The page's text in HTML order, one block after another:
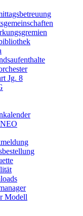
Jg. 8
Modell